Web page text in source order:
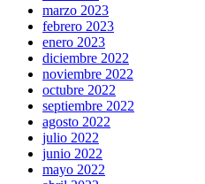
marzo 2023
febrero 2023
enero 2023
diciembre 2022
noviembre 2022
octubre 2022
septiembre 2022
agosto 2022
julio 2022
junio 2022
mayo 2022